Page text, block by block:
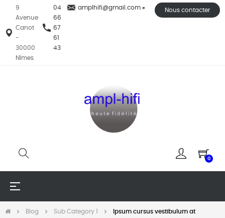
9
Avenue
Canot
-
30000
Nîmes
04
66
67
61
43
amplhifi@gmail.com Nous contacter
0
Basculer
☰
Blog Sub Category 1
Ipsum cursus vestibulum at